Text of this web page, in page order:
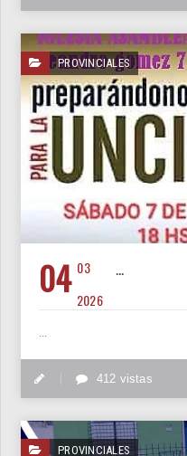
PROVINCIALES
04 03
2026
...
...
412 vistas
PROVINCIALES